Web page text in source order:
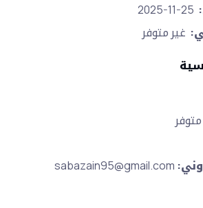
غير متوفر
sabazain95@gmail.com